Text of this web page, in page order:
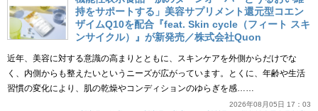
持をサポートする」美容サプリメント還元型コエン
ザイムQ10を配合『feat. Skin cycle（フィート スキ
ンサイクル）』が新発売／株式会社Quon
近年、美容に対する意識の高まりとともに、スキンケアを外側からだけでな
く、内側からも整えたいというニーズが広がっています。とくに、年齢や生活
習慣の変化により、肌の乾燥やコンディションのゆらぎを感……
2026年08月05日 17：03